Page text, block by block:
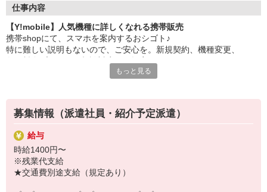
ずっと先まで役に立ちます！
丁寧な研修もあるので、
みなさんから働きやすいと好評です♪
最新アプリ事情やお得なプラン、
スマホの裏ワザを学べるチャンス♪
￣￣￣￣￣￣￣￣￣￣￣
▼オフィスワーク
事務、経理、データ入力、コールセンター、受付
▼工場・製造・軽作業系
機械/食品製造・梱包・仕分け・加工・組立・検査
▼美容系
眉毛サロンのアイブロウ・ネイリスト・エステ
▼営業・販売
法人営業・アパレル販売・個別指導塾・人材紹介
仕事内容
【Y!mobile】人気機種に詳しくなれる携帯販売
携帯shopにて、スマホを案内するおシゴト♪
特に難しい説明もないので、ご安心を。新規契約、機種変更、
満足度◎
■携帯やインターネット販売業務
docomo(ドコモ)/au(エーユー)・KDDI/softbank(ソフトバンク)など
の大手キャリアから
ワイモバイル(Y!mobille)、楽天モバイル、UQなど格安スマホまで幅
広く紹介可能♪
もっと見る
募集情報（派遣社員・紹介予定派遣）
給与
時給1400円〜
※残業代支給
★交通費別途支給（規定あり）